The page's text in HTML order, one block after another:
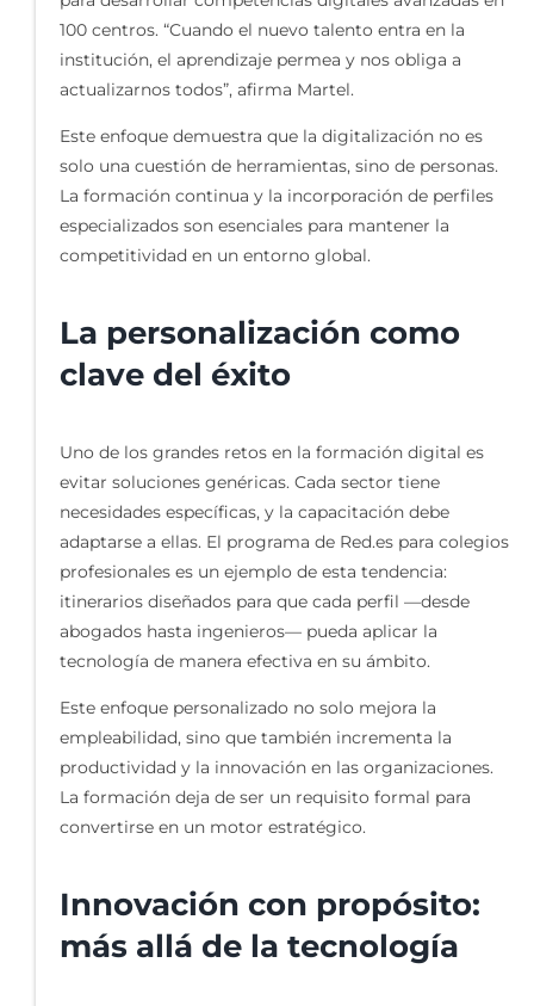
100 centros. “Cuando el nuevo talento entra en la
institución, el aprendizaje permea y nos obliga a
actualizarnos todos”, afirma Martel.
Este enfoque demuestra que la digitalización no es
solo una cuestión de herramientas, sino de personas.
La formación continua y la incorporación de perfiles
especializados son esenciales para mantener la
competitividad en un entorno global.
La personalización como
clave del éxito
Uno de los grandes retos en la formación digital es
evitar soluciones genéricas. Cada sector tiene
necesidades específicas, y la capacitación debe
adaptarse a ellas. El programa de Red.es para colegios
profesionales es un ejemplo de esta tendencia:
itinerarios diseñados para que cada perfil —desde
abogados hasta ingenieros— pueda aplicar la
tecnología de manera efectiva en su ámbito.
Este enfoque personalizado no solo mejora la
empleabilidad, sino que también incrementa la
productividad y la innovación en las organizaciones.
La formación deja de ser un requisito formal para
convertirse en un motor estratégico.
Innovación con propósito:
más allá de la tecnología